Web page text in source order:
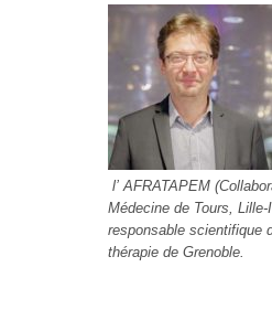
l’ AFRATAPEM
Médecine de Tours,
responsable scientifique
thérapie de Grenoble.